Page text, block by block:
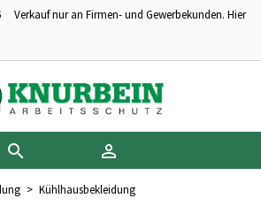
Verkauf nur an Firmen- und Gewerbekunden. Hier
 
Kühlhausbekleidung
×
×
((modalDeleteText))
erstellen ×
Wunschliste erstellen
×
sein, um Artikel Ihrer Wunschliste
Abbrechen